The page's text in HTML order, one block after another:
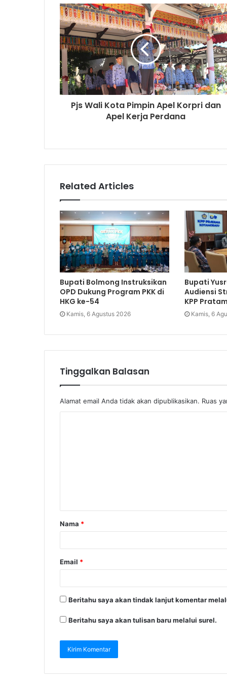
Pjs Wali Kota Pimpin Apel Korpri dan
Apel Kerja Perdana
Related Articles
Bupati Bolmong Instruksikan
OPD Dukung Program PKK di
HKG ke-54
Kamis, 6 Agustus 2026
Bupati
Audiensi
KPP
Kamis, 6
Tinggalkan Balasan
Alamat email Anda tidak akan dipublikasikan. Ruas
Nama *
Email *
Beritahu saya akan tindak lanjut komentar
Beritahu saya akan tulisan baru melalui surel.